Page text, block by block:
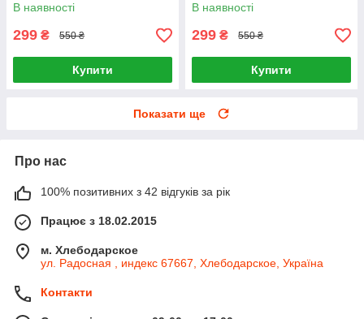
В наявності
299 ₴ 550 ₴
Купити
В наявності
299 ₴ 550 ₴
Купити
Показати ще
Про нас
100% позитивних з 42 відгуків за рік
Працює з 18.02.2015
м. Хлебодарское
ул. Радосная , индекс 67667, Хлебодарское, Україна
Контакти